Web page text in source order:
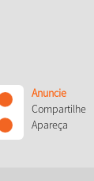
Anuncie
Compartilhe
Apareça